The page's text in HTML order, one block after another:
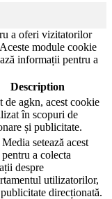
a oferi vizitatorilor
module cookie
informații pentru a
Description
de agkn, acest cookie
în scopuri de
și publicitate.
setează acest
a colecta
despre
utilizatorilor,
direcționată.